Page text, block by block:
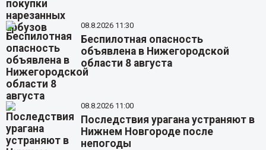
08.8.2026 11:30
Беспилотная опасность
объявлена в Нижегородской
области 8 августа
08.8.2026 11:00
Последствия урагана устраняют в
Нижнем Новгороде после
непогоды